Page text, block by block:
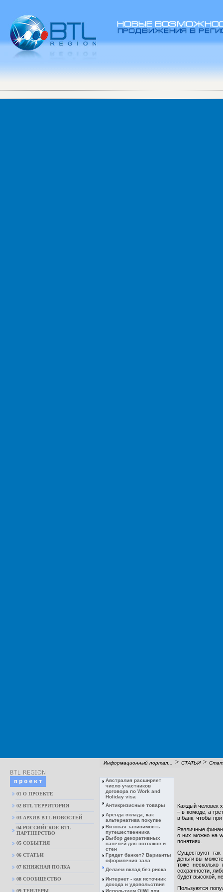
Информационный портал... > СТАТЬИ >
01 О ПРОЕКТЕ
02 BTL ТЕРРИТОРИЯ
03 АРХИВ BTL НОВОСТЕЙ
04 РОССИЙСКОЕ BTL
ПАРТНЕРСТВО
05 СОБЫТИЯ
06 СТАТЬИ
07 КНИЖНАЯ ПОЛКА
08 CООБЩЕСТВО
09 ТЕНДЕРЫ
Австралия расширяет
число участников
договора по Work and
Holiday visa
Антикризисные товары
Аренда склада, как
альтернатива покупке
Визовая зависимость
путешественника
Выбор декоративных
панелей для потолков и
стен
Грядет банкет? Варианты
оформления зала
Делаем вклад без риска
Интернет - как источник
дохода и удовольствия
Используем QIWI для
Каждый человек
– в комоде, а
в банк, чтобы
Различные
о них можно на
понятиях.
Существуют так
деньги вы
тоже
сохранности,
будет высокой,
Пользуются